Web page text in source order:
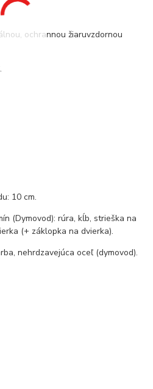
ochrannou žiaruvzdornou
10 cm.
(Dymovod): rúra, kĺb, strieška na
(+ záklopka na dvierka).
nehrdzavejúca oceľ (dymovod).